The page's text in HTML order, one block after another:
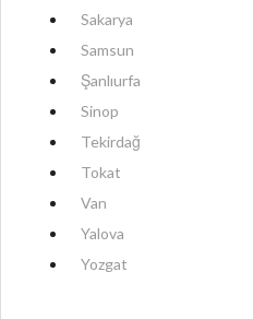
Sakarya
Samsun
Şanlıurfa
Sinop
Tekirdağ
Tokat
Van
Yalova
Yozgat